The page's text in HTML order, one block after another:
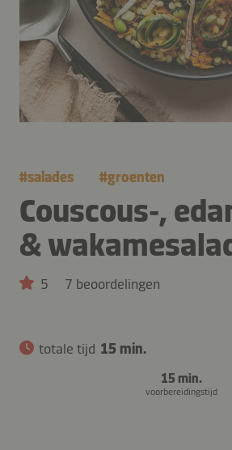
#salades #groenten
Couscous‑,
&
5 7 beoordelingen
totale tijd 15 min.
15 min.
voorbereidingstijd